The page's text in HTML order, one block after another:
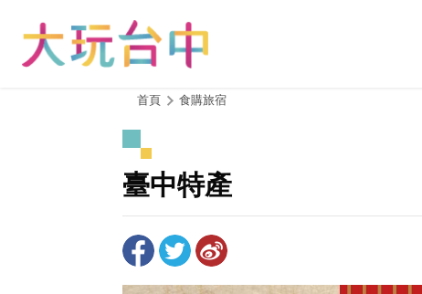
首頁 食購旅宿
臺中特產